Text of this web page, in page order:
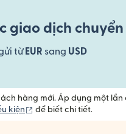
giao dịch
từ EUR sang USD
hàng mới. Áp dụng một
kiện
(mở trong cửa sổ mới)
để biết chi tiết.